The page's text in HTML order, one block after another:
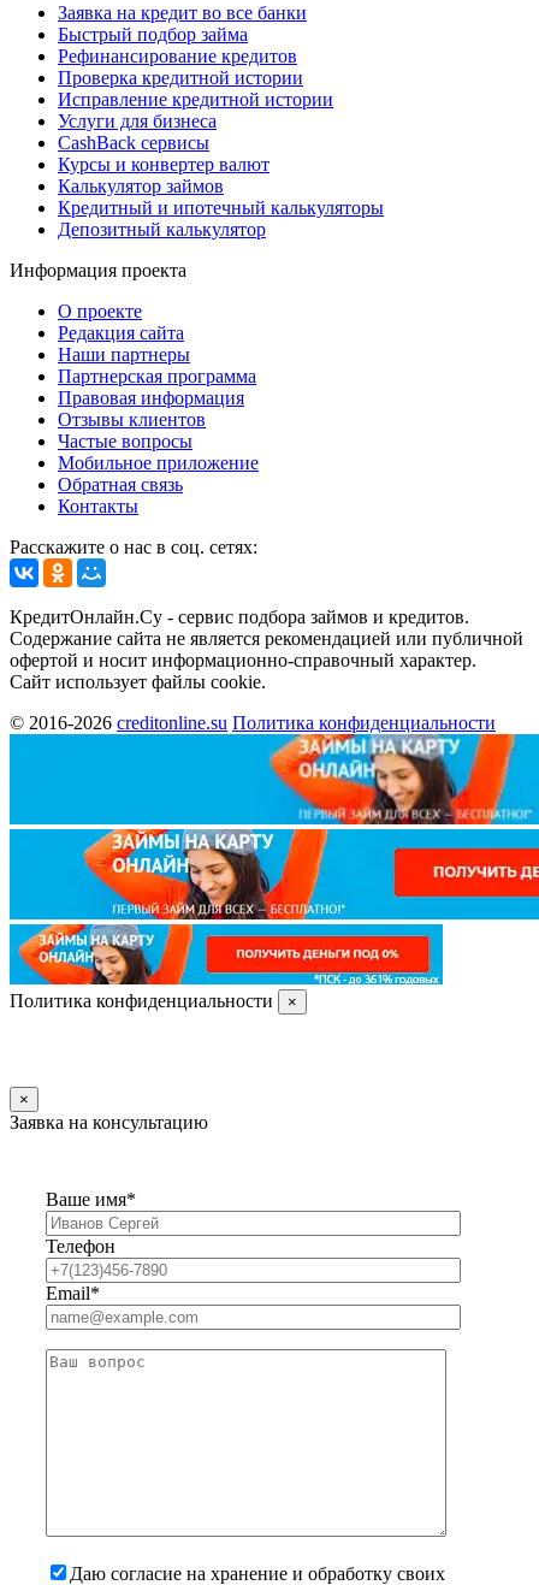
Заявка на кредит во все банки
Быстрый подбор займа
Рефинансирование кредитов
Проверка кредитной истории
Исправление кредитной истории
Услуги для бизнеса
CashBack сервисы
Курсы и конвертер валют
Калькулятор займов
Кредитный и ипотечный калькуляторы
Депозитный калькулятор
Информация проекта
О проекте
Редакция сайта
Наши партнеры
Партнерская программа
Правовая информация
Отзывы клиентов
Частые вопросы
Мобильное приложение
Обратная связь
Контакты
Расскажите о нас в соц. сетях:
КредитОнлайн.Су - сервис подбора займов и кредитов.
Содержание сайта не является рекомендацией или публичной
офертой и носит информационно-справочный характер.
Сайт использует файлы cookie.
© 2016-2026 creditonline.su Политика конфиденциальности
Политика конфиденциальности ×
×
Заявка на консультацию
Ваше имя*
Телефон
Email*
Даю согласие на хранение и обработку своих